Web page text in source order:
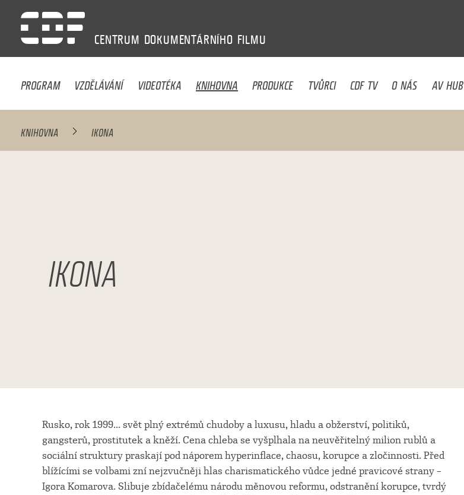
CENTRUM DOKUMENTÁRNÍHO FILMU
PROGRAM VZDĚLÁVÁNÍ VIDEOTÉKA KNIHOVNA PRODUKCE TVŮRCI CDF TV O NÁS AV HUB
KNIHOVNA IKONA
IKONA
Rusko, rok 1999... svět plný extrémů chudoby a luxusu, hladu a obžerství, politiků,
gangsterů, prostitutek a kněží. Cena chleba se vyšplhala na neuvěřitelný milion rublů a
sociální struktury praskají pod náporem hyperinflace, chaosu, korupce a zločinnosti. Před
blížícími se volbami zní nejzvučněji hlas charismatického vůdce jedné pravicové strany –
Igora Komarova. Slibuje zbídačelému národu měnovou reformu, odstranění korupce, tvrdý